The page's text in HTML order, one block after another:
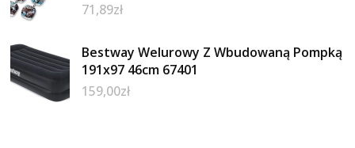
71,89zł
Bestway Welurowy Z Wbudowaną Pompką
191x97 46cm 67401
159,00zł